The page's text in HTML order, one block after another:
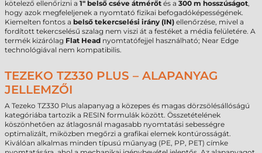
kötelező ellenőrizni a 1" belső cséve átmérőt és a 300 m hosszúságot,
hogy azok megfeleljenek a nyomtató fizikai befogadóképességének.
Kiemelten fontos a belső tekercselési irány (IN) ellenőrzése, mivel a
fordított tekercselésű szalag nem viszi át a festéket a média felületére. A
termék kizárólag Flat Head nyomtatófejjel használható; Near Edge
technológiával nem kompatibilis.
TEZEKO TZ330 PLUS – ALAPANYAG
JELLEMZŐI
A Tezeko TZ330 Plus alapanyag a közepes és magas dörzsölésállóságú
kategóriába tartozik a RESIN formulák között. Összetételének
köszönhetően az átlagosnál magasabb nyomtatási sebességre
optimalizált, miközben megőrzi a grafikai elemek kontúrosságát.
Kiválóan alkalmas minden típusú műanyag (PE, PP, PET) címke